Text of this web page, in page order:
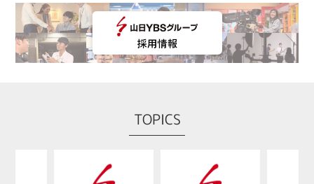
TOPICS